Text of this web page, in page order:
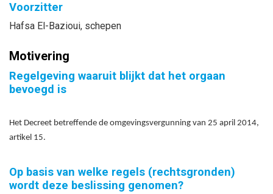
Voorzitter
Hafsa El-Bazioui, schepen
Motivering
Regelgeving waaruit blijkt dat het orgaan
bevoegd is
Het Decreet betreffende de omgevingsvergunning van 25 april 2014,
artikel 15.
Op basis van welke regels (rechtsgronden)
wordt deze beslissing genomen?